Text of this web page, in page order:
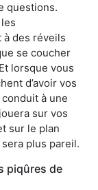
questions.
à des réveils
se coucher
lorsque vous
d’avoir vos
à une
sur vos
sur le plan
plus pareil.
piqûres de